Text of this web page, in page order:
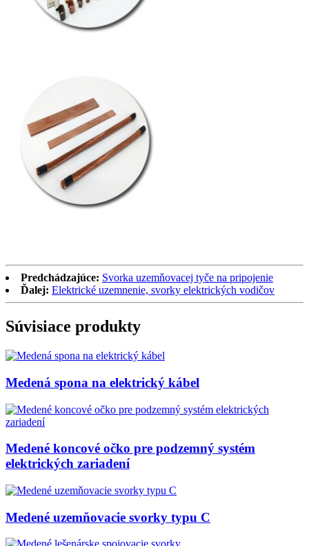
Predchádzajúce: Svorka uzemňovacej tyče na pripojenie
Ďalej: Elektrické uzemnenie, svorky elektrických vodičov
Súvisiace produkty
Medená spona na elektrický kábel
Medené koncové očko pre podzemný systém
elektrických zariadení
Medené uzemňovacie svorky typu C